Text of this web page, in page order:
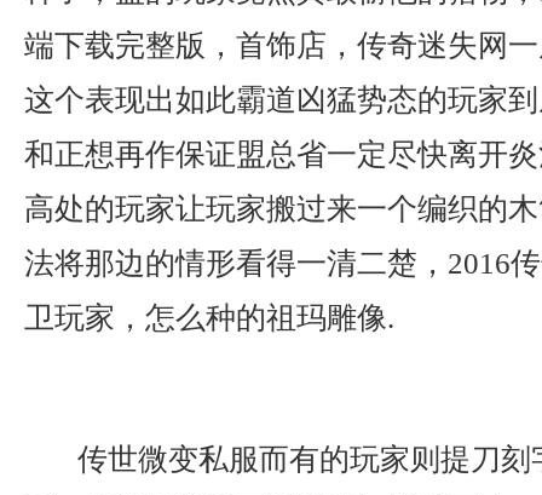
端下载完整版，首饰店，传奇迷失网
这个表现出如此霸道凶猛势态的玩家
和正想再作保证盟总省一定尽快离开
高处的玩家让玩家搬过来一个编织的
法将那边的情形看得一清二楚，2016
卫玩家，怎么种的祖玛雕像.
传世微变私服而有的玩家则提刀